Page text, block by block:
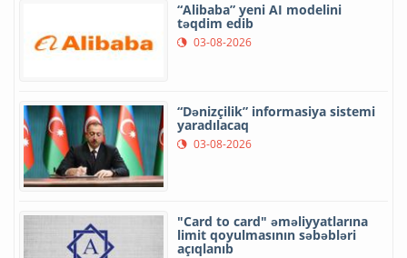
“Alibaba” yeni AI modelini
təqdim edib
03-08-2026
“Dənizçilik” informasiya sistemi
yaradılacaq
03-08-2026
"Card to card" əməliyyatlarına
limit qoyulmasının səbəbləri
açıqlanıb